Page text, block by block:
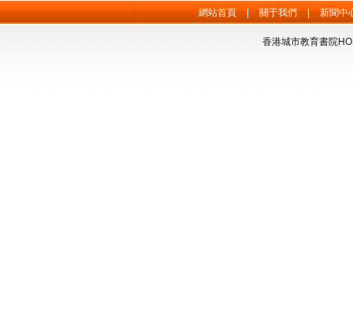
網站首頁 | 關于我們 | 新聞中
香港城市教育書院